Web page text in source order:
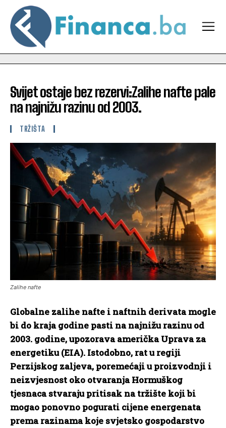
Svijet ostaje bez rezervi:Zalihe nafte pale
na najnižu razinu od 2003.
TRŽIŠTA
Zalihe nafte
Globalne zalihe nafte i naftnih derivata mogle
bi do kraja godine pasti na najnižu razinu od
2003. godine, upozorava američka Uprava za
energetiku (EIA). Istodobno, rat u regiji
Perzijskog zaljeva, poremećaji u proizvodnji i
neizvjesnost oko otvaranja Hormuškog
tjesnaca stvaraju pritisak na tržište koji bi
mogao ponovno pogurati cijene energenata
prema razinama koje svjetsko gospodarstvo